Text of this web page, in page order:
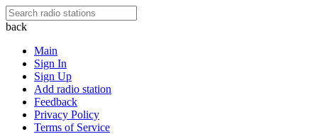
back
Main
Sign In
Sign Up
Add radio station
Feedback
Privacy Policy
Terms of Service